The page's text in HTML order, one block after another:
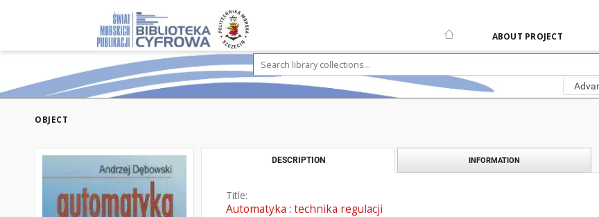
ABOUT PROJECT
OBJECT
DESCRIPTION INFORMATION
Title:
Automatyka : technika regulacji